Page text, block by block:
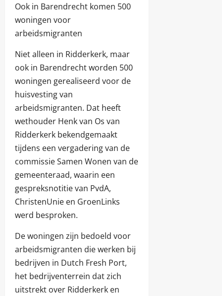
Ook in Barendrecht komen 500
woningen voor
arbeidsmigranten
Niet alleen in Ridderkerk, maar
ook in Barendrecht worden 500
woningen gerealiseerd voor de
huisvesting van
arbeidsmigranten. Dat heeft
wethouder Henk van Os van
Ridderkerk bekendgemaakt
tijdens een vergadering van de
commissie Samen Wonen van de
gemeenteraad, waarin een
gespreksnotitie van PvdA,
ChristenUnie en GroenLinks
werd besproken.
De woningen zijn bedoeld voor
arbeidsmigranten die werken bij
bedrijven in Dutch Fresh Port,
het bedrijventerrein dat zich
uitstrekt over Ridderkerk en